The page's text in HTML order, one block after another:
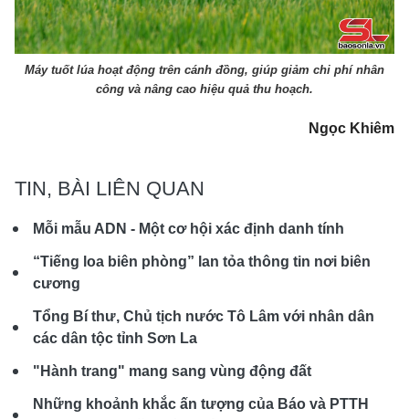
Máy tuốt lúa hoạt động trên cánh đồng, giúp giảm chi phí nhân
công và nâng cao hiệu quả thu hoạch.
Ngọc Khiêm
TIN, BÀI LIÊN QUAN
Mỗi mẫu ADN - Một cơ hội xác định danh tính
“Tiếng loa biên phòng” lan tỏa thông tin nơi biên
cương
Tổng Bí thư, Chủ tịch nước Tô Lâm với nhân dân
các dân tộc tỉnh Sơn La
"Hành trang" mang sang vùng động đất
Những khoảnh khắc ấn tượng của Báo và PTTH